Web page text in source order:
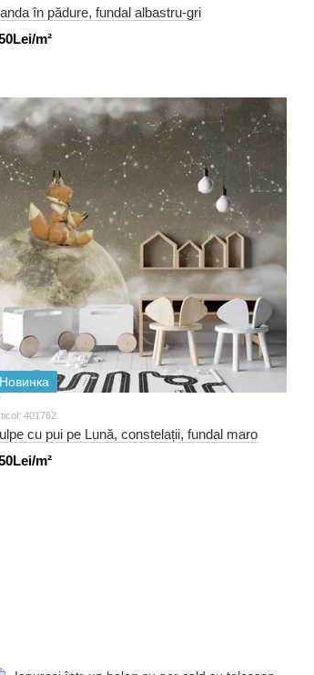
în pădure, fundal albastru-gri
m²
Новинка
401762
cu pui pe Lună, constelații, fundal maro
m²